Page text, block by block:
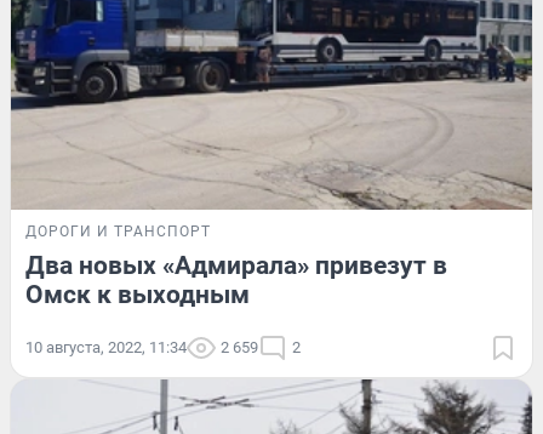
ДОРОГИ И ТРАНСПОРТ
Два новых «Адмирала» привезут в
Омск к выходным
10 августа, 2022, 11:34 2 659 2